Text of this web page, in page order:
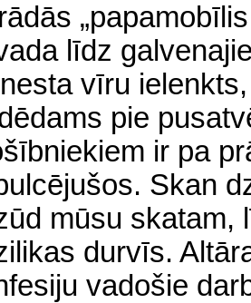
līdz
vīru
pie
ir pa
Skan
mūsu skatam,
durvīs.
vadošie